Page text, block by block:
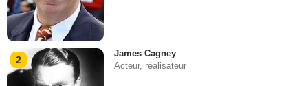
2
James Cagney
Acteur, réalisateur